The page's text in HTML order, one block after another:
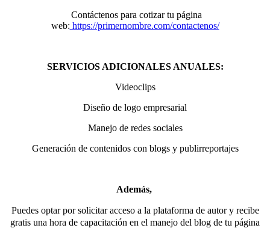
Contáctenos para cotizar tu página
web: https://primernombre.com/contactenos/
SERVICIOS ADICIONALES ANUALES:
Videoclips
Diseño de logo empresarial
Manejo de redes sociales
Generación de contenidos con blogs y publirreportajes
Además,
Puedes optar por solicitar acceso a la plataforma de autor y recibe
gratis una hora de capacitación en el manejo del blog de tu página